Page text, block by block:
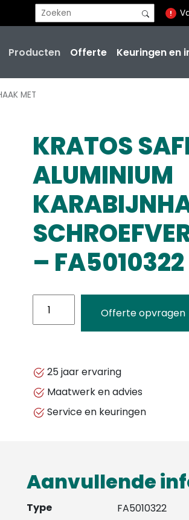
Producten Offerte Keuringen en
MET
KRATOS
ALUMINIUM
– FA5010322
KARABIJNHAAK
SCHROEFVERGRENDELING
-
Offerte opvragen
25 jaar ervaring
Maatwerk en advies
Service en keuringen
Aanvullende
Type
FA5010322